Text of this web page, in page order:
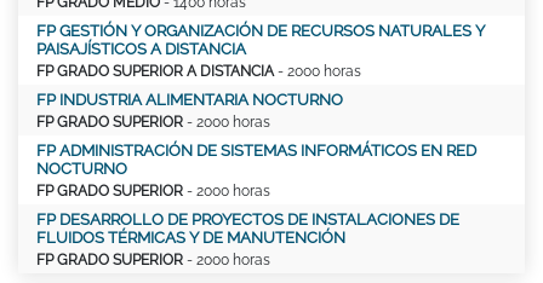
FP GESTIÓN Y ORGANIZACIÓN DE RECURSOS NATURALES Y
PAISAJÍSTICOS A DISTANCIA
FP GRADO SUPERIOR A DISTANCIA- 2000 horas
FP INDUSTRIA ALIMENTARIA NOCTURNO
FP GRADO SUPERIOR - 2000 horas
FP ADMINISTRACIÓN DE SISTEMAS INFORMÁTICOS EN RED
NOCTURNO
FP GRADO SUPERIOR - 2000 horas
FP DESARROLLO DE PROYECTOS DE INSTALACIONES DE
FLUIDOS TÉRMICAS Y DE MANUTENCIÓN
FP GRADO SUPERIOR - 2000 horas